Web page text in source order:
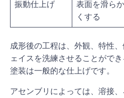
振動仕上げ
表面を滑ら
くする
成形後の工程は、外観、特性
ェイスを洗練させることがで
塗装は一般的な仕上げです。
アセンブリによっては、溶接